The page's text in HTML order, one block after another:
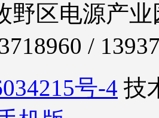
野区电源产
/
号-4 技